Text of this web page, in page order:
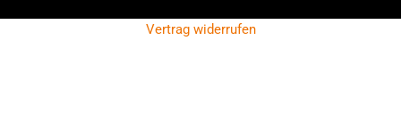
Vertrag widerrufen